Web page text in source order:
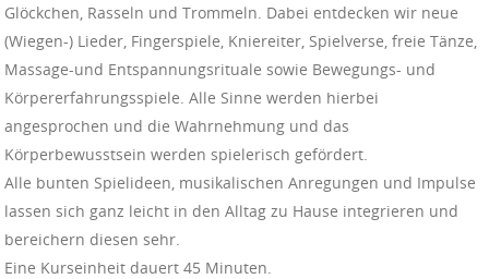
Glöckchen, Rasseln und Trommeln. Dabei entdecken wir neue
(Wiegen-) Lieder, Fingerspiele, Kniereiter, Spielverse, freie Tänze,
Massage-und Entspannungsrituale sowie Bewegungs- und
Körpererfahrungsspiele. Alle Sinne werden hierbei
angesprochen und die Wahrnehmung und das
Körperbewusstsein werden spielerisch gefördert.
Alle bunten Spielideen, musikalischen Anregungen und Impulse
lassen sich ganz leicht in den Alltag zu Hause integrieren und
bereichern diesen sehr.
Eine Kurseinheit dauert 45 Minuten.